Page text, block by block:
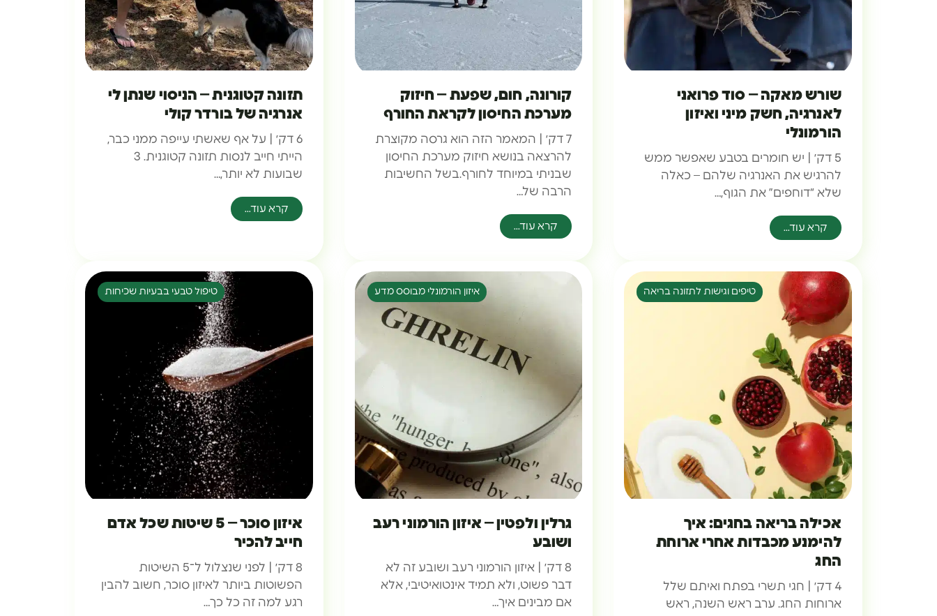
שורש מאקה – סוד פרואני
לאנרגיה, חשק מיני ואיזון
הורמונלי
5 דק׳ | יש חומרים בטבע שאפשר ממש
להרגיש את האנרגיה שלהם – כאלה
שלא “דוחפים” את הגוף,…
קרא עוד...
קורונה, חום, שפעת – חיזוק
מערכת החיסון לקראת החורף
7 דק׳ | המאמר הזה הוא גרסה מקוצרת
להרצאה בנושא חיזוק מערכת החיסון
שבניתי במיוחד לחורף.בשל החשיבות
הרבה של…
קרא עוד...
תזונה קטוגנית – הניסוי שנתן לי
אנרגיה של בורדר קולי
6 דק׳ | על אף שאשתי עייפה ממני כבר,
הייתי חייב לנסות תזונה קטוגנית. 3
שבועות לא יותר,…
קרא עוד...
טיפים וגישות לתזונה בריאה
אכילה בריאה בחגים: איך
להימנע מכבדות אחרי ארוחת
החג
4 דק׳ | חגי תשרי בפתח ואיתם שלל
ארוחות החג. ערב ראש השנה, ראש
איזון הורמונלי מבוסס מדע
גרלין ולפטין – איזון הורמוני רעב
ושובע
8 דק׳ | איזון הורמוני רעב ושובע זה לא
דבר פשוט, ולא תמיד אינטואיטיבי, אלא
אם מבינים איך…
טיפול טבעי בבעיות שכיחות
איזון סוכר – 5 שיטות שכל אדם
חייב להכיר
8 דק׳ | לפני שנצלול ל־5 השיטות
הפשוטות ביותר לאיזון סוכר, חשוב להבין
רגע למה זה כל כך…